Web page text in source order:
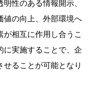
性のある情報開示、
値の向上、外部環境へ
相互に作用し合うこ
に実施することで、企
ることが可能となり